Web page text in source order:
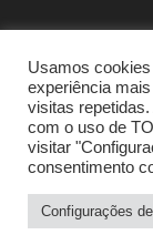
Usamos
experiência
visitas repetidas.
com o uso de
visitar
consentimento
Configurações